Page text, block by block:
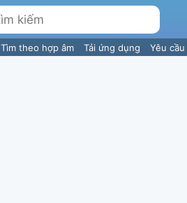
Tìm theo hợp âm Tải ứng dụng Yêu